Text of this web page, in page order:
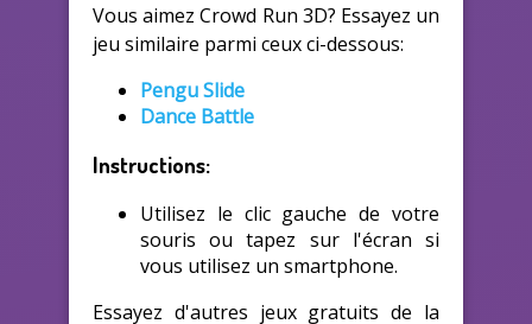
Vous aimez Crowd Run 3D? Essayez un
jeu similaire parmi ceux ci-dessous:
Pengu Slide
Dance Battle
Instructions:
Utilisez le clic gauche de votre
souris ou tapez sur l'écran si
vous utilisez un smartphone.
Essayez d'autres jeux gratuits de la